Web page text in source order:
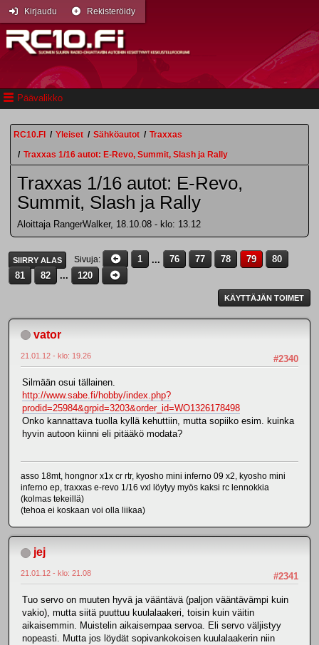
Päävalikko
Kirjaudu Rekisteröidy
RC10.FI / Yleiset / Sähköautot / Traxxas
/ Traxxas 1/16 autot: E-Revo, Summit, Slash ja Rally
Traxxas 1/16 autot: E-Revo,
Summit, Slash ja Rally
Aloittaja RangerWalker, 18.10.08 - klo: 13.12
SIIRRY ALAS Sivuja 1 ... 76 77 78 79
80
81
82 ... 120
KÄYTTÄJÄN TOIMET
vator
#2340
21.01.12 - klo: 19.26
Silmään osui tällainen.
http://www.sabe.fi/hobby/index.php?
prodid=25984&grpid=3203&order_id=WO1326178498
Onko kannattava tuolla kyllä kehuttiin, mutta sopiiko esim. kuinka
hyvin autoon kiinni eli pitääkö modata?
asso 18mt, hongnor x1x cr rtr, kyosho mini inferno 09 x2, kyosho mini
inferno ep, traxxas e-revo 1/16 vxl löytyy myös kaksi rc lennokkia
(kolmas tekeillä)
(tehoa ei koskaan voi olla liikaa)
jej
#2341
21.01.12 - klo: 21.08
Tuo servo on muuten hyvä ja vääntävä (paljon vääntävämpi kuin
vakio), mutta siitä puuttuu kuulalaakeri, toisin kuin väitin
aikaisemmin. Muistelin aikaisempaa servoa. Eli servo väljistyy
nopeasti. Mutta jos löydät sopivankokoisen kuulalaakerin niin